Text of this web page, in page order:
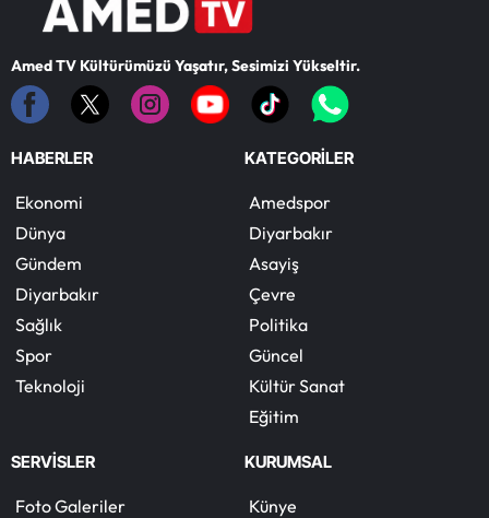
Amed TV Kültürümüzü Yaşatır, Sesimizi Yükseltir.
HABERLER
Ekonomi
Dünya
Gündem
Diyarbakır
Sağlık
Spor
Teknoloji
KATEGORİLER
Amedspor
Diyarbakır
Asayiş
Çevre
Politika
Güncel
Kültür Sanat
Eğitim
SERVİSLER
Foto Galeriler
KURUMSAL
Künye